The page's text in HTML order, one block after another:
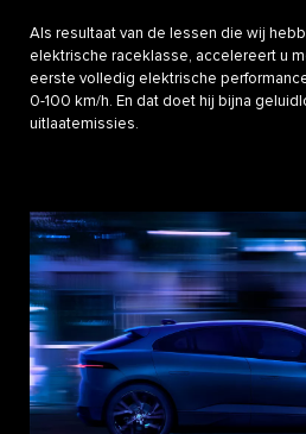
Als resultaat van de lessen die wij
elektrische raceklasse, accelereert u
eerste volledig elektrische
0-100 km/h. En dat doet hij bijna
uitlaatemissies.